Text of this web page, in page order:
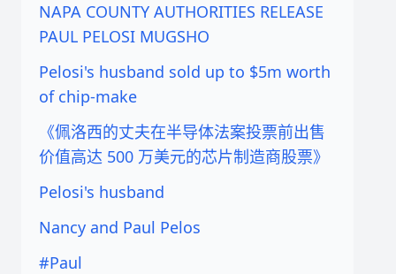
NAPA COUNTY AUTHORITIES RELEASE
PAUL PELOSI MUGSHO
Pelosi's husband sold up to $5m worth
of chip-make
《佩洛西的丈夫在半导体法案投票前出售
价值高达 500 万美元的芯片制造商股票》
Pelosi's husband
Nancy and Paul Pelos
#Paul